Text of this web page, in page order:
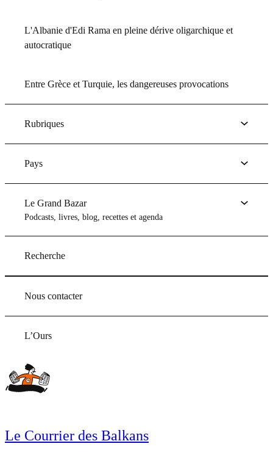
L'Albanie d'Edi Rama en pleine dérive oligarchique et
autocratique
Entre Grèce et Turquie, les dangereuses provocations
Rubriques
Pays
Le Grand Bazar
Podcasts, livres, blog, recettes et agenda
Recherche
Nous contacter
L’Ours
Le Courrier des Balkans